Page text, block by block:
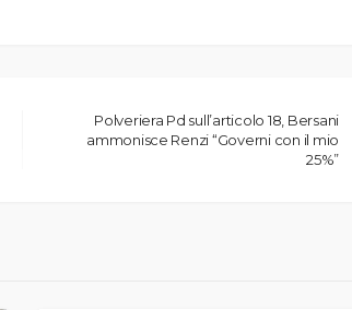
Polveriera Pd sull’articolo 18, Bersani
ammonisce Renzi “Governi con il mio
25%”